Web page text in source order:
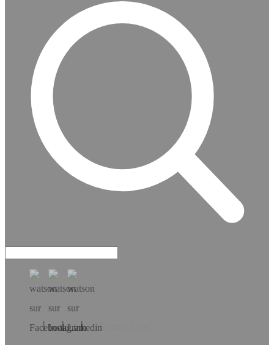
Téléchargez l’app!